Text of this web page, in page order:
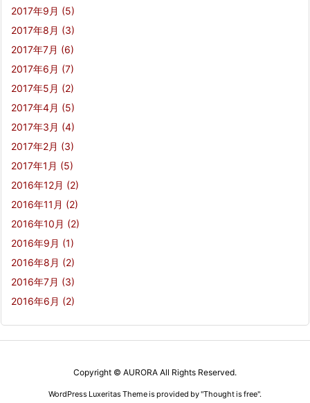
2017年9月 (5)
2017年8月 (3)
2017年7月 (6)
2017年6月 (7)
2017年5月 (2)
2017年4月 (5)
2017年3月 (4)
2017年2月 (3)
2017年1月 (5)
2016年12月 (2)
2016年11月 (2)
2016年10月 (2)
2016年9月 (1)
2016年8月 (2)
2016年7月 (3)
2016年6月 (2)
Copyright © AURORA All Rights Reserved.
WordPress Luxeritas Theme is provided by "Thought is free".